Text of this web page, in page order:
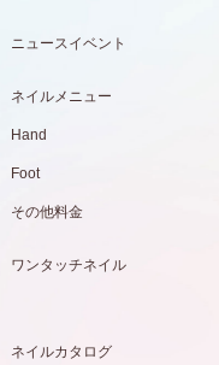
ニュースイベント
ネイルメニュー
Hand
Foot
その他料金
ワンタッチネイル
ネイルカタログ